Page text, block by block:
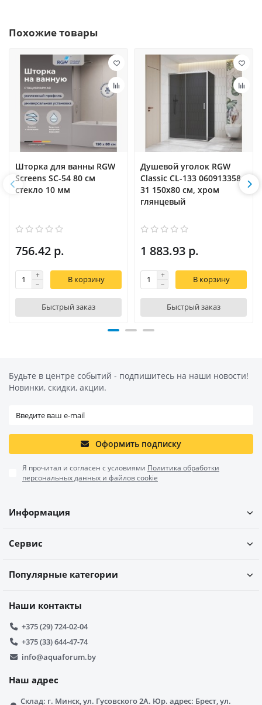
Похожие товары
Шторка для ванны RGW
Screens SC-54 80 см
стекло 10 мм
756.42 р.
В корзину
Быстрый заказ
Душевой уголок RGW
Classic CL-133 060913358-
31 150х80 см, хром
глянцевый
1 883.93 р.
В корзину
Быстрый заказ
Будьте в центре событий - подпишитесь на наши новости!
Новинки, скидки, акции.
Оформить подписку
Я прочитал и согласен с условиями Политика обработки
персональных данных и файлов cookie
Информация
Сервис
Популярные категории
Наши контакты
+375 (29) 724-02-04
+375 (33) 644-47-74
info@aquaforum.by
Наш адрес
Склад: г. Минск, ул. Гусовского 2А. Юр. адрес: Брест, ул.